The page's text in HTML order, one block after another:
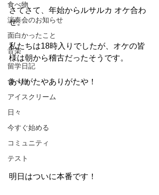
食べ物
演奏会のお知らせ
面白かったこと
音楽
留学日記
食べ物
アイスクリーム
日々
今すぐ始める
コミュニティ
テスト
さてさて、年始からルサルカ オケ合わ
せ。
私たちは18時入りでしたが、オケの皆
様は朝から稽古だったそうです。
ありがたやありがたや！
明日はついに本番です！